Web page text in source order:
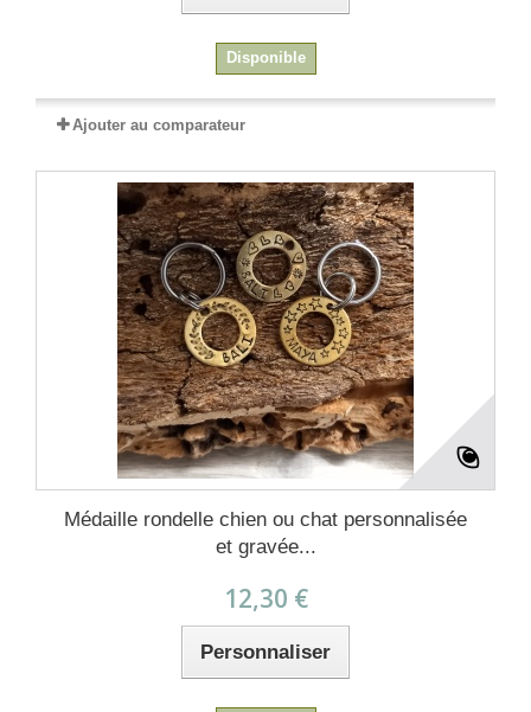
Disponible
Ajouter au comparateur
Médaille rondelle chien ou chat personnalisée
et gravée...
12,30 €
Personnaliser